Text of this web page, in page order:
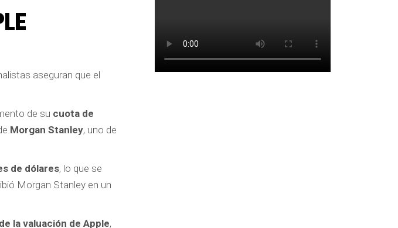
aseguran que el
de su cuota de
Morgan Stanley, uno de
de dólares, lo que se
Morgan Stanley en un
la valuación de Apple,